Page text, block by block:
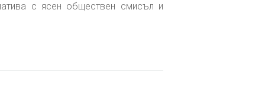
с ясен обществен смисъл и